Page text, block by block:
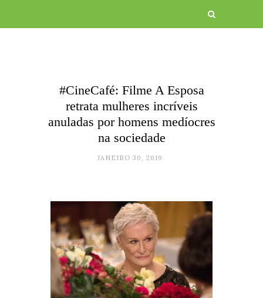
#CineCafé: Filme A Esposa
retrata mulheres incríveis
anuladas por homens medíocres
na sociedade
JANEIRO 30, 2019